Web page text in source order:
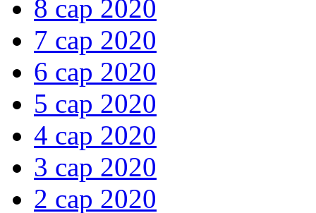
8 сар 2020
7 сар 2020
6 сар 2020
5 сар 2020
4 сар 2020
3 сар 2020
2 сар 2020